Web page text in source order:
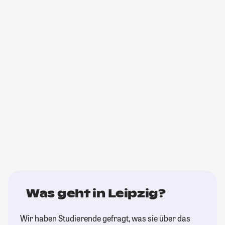
Was geht in Leipzig?
Wir haben Studierende gefragt, was sie über das